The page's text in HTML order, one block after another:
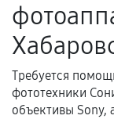
Требуется
фототехники
объективы Sony,